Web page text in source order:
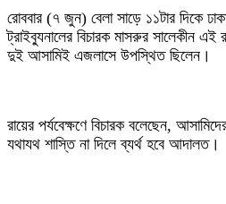
রোববার (৭ জুন) বেলা সাড়ে ১১টার দিকে
ট্রাইব্যুনালের বিচারক মাসরুর সালেকীন
দুই আসামিই এজলাসে উপস্থিত ছিলেন।
রায়ের পর্যবেক্ষণে বিচারক বলেছেন,
যথাযথ শাস্তি না দিলে ব্যর্থ হবে আদালত।